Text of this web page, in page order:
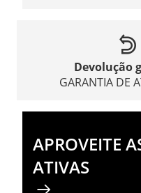
Devolução
GARANTIA DE
APROVEITE
ATIVAS